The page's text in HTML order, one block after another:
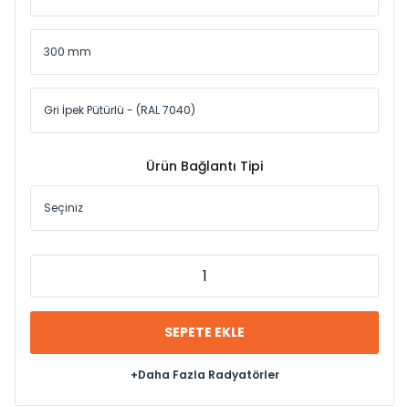
Ürün Bağlantı Tipi
SEPETE EKLE
+Daha Fazla Radyatörler